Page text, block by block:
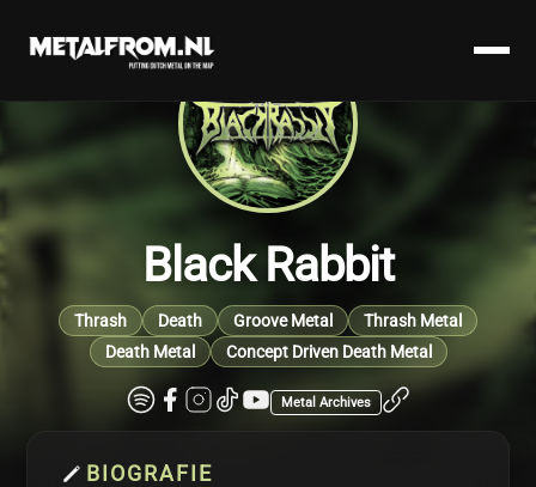
Black Rabbit
Thrash Death Groove Metal
Thrash Metal
Death Metal
Concept Driven Death Metal
Metal Archives
BIOGRAFIE